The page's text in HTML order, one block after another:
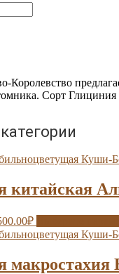
Королевство
Сорт
китайская
₽